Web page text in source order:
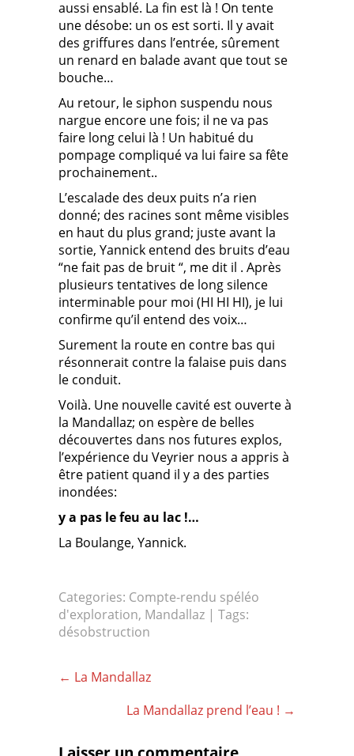
aussi ensablé. La fin est là ! On tente
une désobe: un os est sorti. Il y avait
des griffures dans l’entrée, sûrement
un renard en balade avant que tout se
bouche…
Au retour, le siphon suspendu nous
nargue encore une fois; il ne va pas
faire long celui là ! Un habitué du
pompage compliqué va lui faire sa fête
prochainement..
L’escalade des deux puits n’a rien
donné; des racines sont même visibles
en haut du plus grand; juste avant la
sortie, Yannick entend des bruits d’eau
“ne fait pas de bruit “, me dit il . Après
plusieurs tentatives de long silence
interminable pour moi (HI HI HI), je lui
confirme qu’il entend des voix…
Surement la route en contre bas qui
résonnerait contre la falaise puis dans
le conduit.
Voilà. Une nouvelle cavité est ouverte à
la Mandallaz; on espère de belles
découvertes dans nos futures explos,
l’expérience du Veyrier nous a appris à
être patient quand il y a des parties
inondées:
y a pas le feu au lac !…
La Boulange, Yannick.
Categories: Compte-rendu spéléo
d'exploration, Mandallaz | Tags:
désobstruction
Post
navigation
← La Mandallaz
La Mandallaz prend l’eau ! →